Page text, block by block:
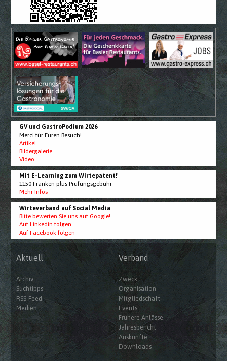
GV und GastroPodium 2026
Merci für Euren Besuch!
Artikel
Bildergalerie
Video
Mit E-Learning zum Wirtepatent!
1150 Franken plus Prüfungsgebühr
Mehr Infos
Wirteverband auf Social Media
Bitte bewerten Sie uns auf Google!
Auf Linkedin folgen
Auf Facebook folgen
Aktuell
Archiv
Suchtipps
RSS-Feed
Medien
Verband
Zweck
Organisation
Mitgliedschaft
Events
Frühere Anlässe
Jahresbericht
Auskünfte
Downloads